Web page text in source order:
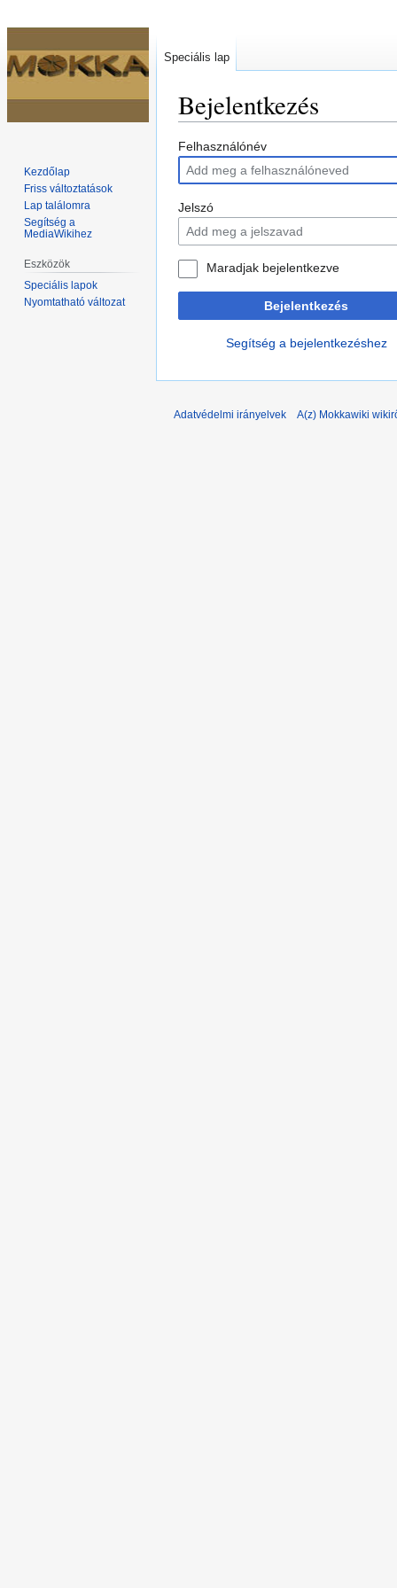
Bejelentkezés
Ugrás
navigációhoz
Ugrás
kereséshez
Felhasználónév
Jelszó
Maradjak bejelentkezve
Bejelentkezés
Segítség a bejelentkezéshez
Speciális lap
Kezdőlap
Friss változtatások
Lap találomra
Segítség a
MediaWikihez
Eszközök
Speciális lapok
Nyomtatható változat
Adatvédelmi irányelvek A(z) Mokkawiki